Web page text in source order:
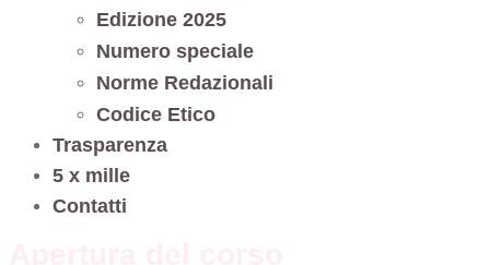
Edizione 2025
Numero speciale
Norme Redazionali
Codice Etico
Trasparenza
5 x mille
Contatti